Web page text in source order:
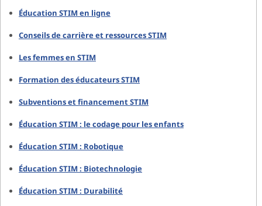
Éducation STIM en ligne
Conseils de carrière et ressources STIM
Les femmes en STIM
Formation des éducateurs STIM
Subventions et financement STIM
Éducation STIM : le codage pour les enfants
Éducation STIM : Robotique
Éducation STIM : Biotechnologie
Éducation STIM : Durabilité